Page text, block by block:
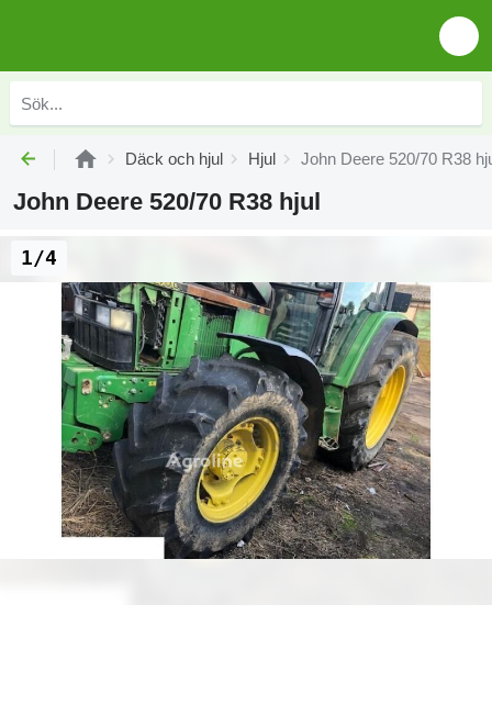
Däck och hjul Hjul John Deere 520/70 R38
John Deere 520/70 R38 hjul
1/4